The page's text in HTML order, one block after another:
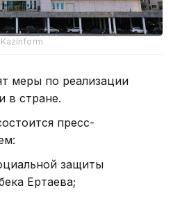
меры по реализации
в стране.
пресс-
защиты
Ертаева;